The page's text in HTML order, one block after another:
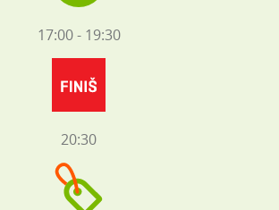
17:00 - 19:30
20:30